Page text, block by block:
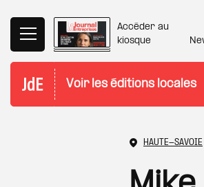
Accéder au
kiosque
Voir les éditions locales
HAUTE-SAVOIE